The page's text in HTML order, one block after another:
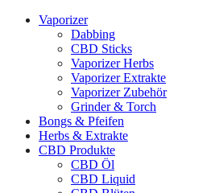
Vaporizer
Dabbing
CBD Sticks
Vaporizer Herbs
Vaporizer Extrakte
Vaporizer Zubehör
Grinder & Torch
Bongs & Pfeifen
Herbs & Extrakte
CBD Produkte
CBD Öl
CBD Liquid